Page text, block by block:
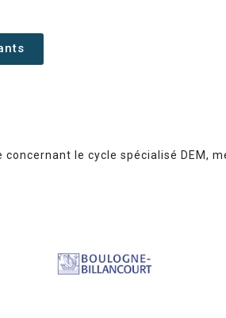
le cycle spécialisé DEM,